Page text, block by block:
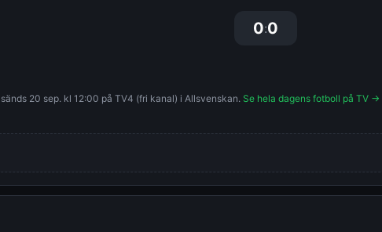
0:0
20 sep. kl 12:00 på TV4 (fri kanal) i Allsvenskan. Se hela dagens fotboll på TV →